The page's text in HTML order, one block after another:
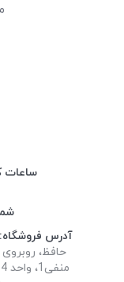
ساعات
آدرس فروشگاه:
حافظ، روبروی